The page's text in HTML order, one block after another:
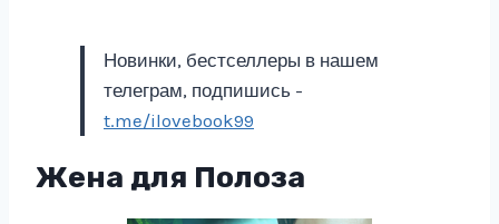
Новинки, бестселлеры в нашем
телеграм, подпишись -
t.me/ilovebook99
Жена для Полоза